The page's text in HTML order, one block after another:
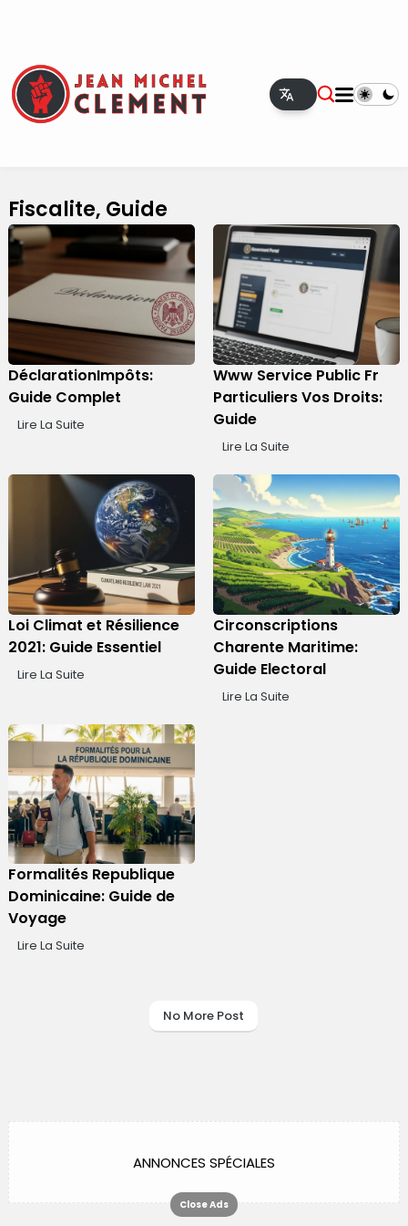
Fiscalite, Guide
DéclarationImpôts:
Guide Complet
Lire La Suite
Www Service Public Fr
Particuliers Vos Droits:
Guide
Lire La Suite
Loi Climat et Résilience
2021: Guide Essentiel
Lire La Suite
Circonscriptions
Charente Maritime:
Guide Electoral
Lire La Suite
Formalités Republique
Dominicaine: Guide de
Voyage
Lire La Suite
No More Post
ANNONCES SPÉCIALES
Close Ads